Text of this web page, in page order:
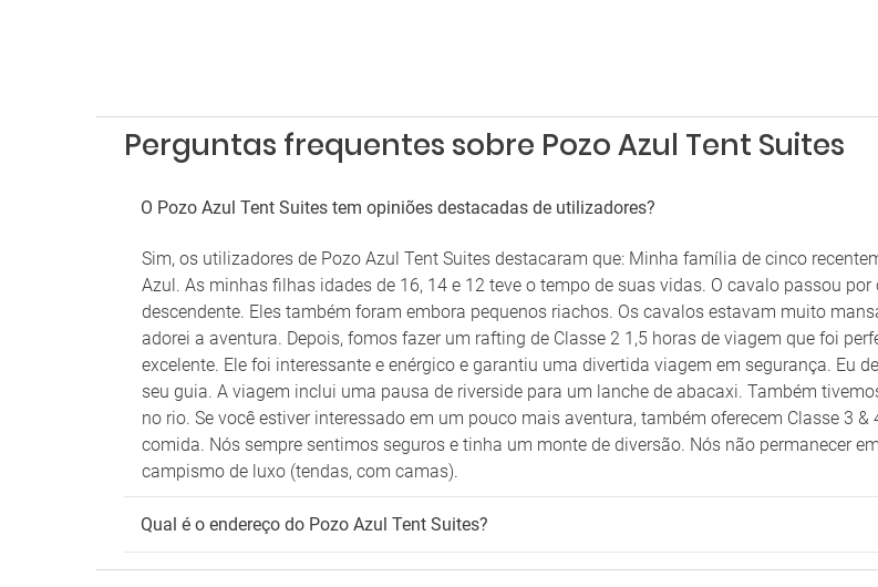
Perguntas frequentes sobre Pozo Azul Tent Suites
O Pozo Azul Tent Suites tem opiniões destacadas de utilizadores?
Sim, os utilizadores de Pozo Azul Tent Suites destacaram que: Minha família de cinco
Azul. As minhas filhas idades de 16, 14 e 12 teve o tempo de suas vidas. O cavalo passou
descendente. Eles também foram embora pequenos riachos. Os cavalos estavam muito
adorei a aventura. Depois, fomos fazer um rafting de Classe 2 1,5 horas de viagem que foi
excelente. Ele foi interessante e enérgico e garantiu uma divertida viagem em segurança. Eu
seu guia. A viagem inclui uma pausa de riverside para um lanche de abacaxi. Também
no rio. Se você estiver interessado em um pouco mais aventura, também oferecem Classe 3
comida. Nós sempre sentimos seguros e tinha um monte de diversão. Nós não permanecer
campismo de luxo (tendas, com camas).
Qual é o endereço do Pozo Azul Tent Suites?